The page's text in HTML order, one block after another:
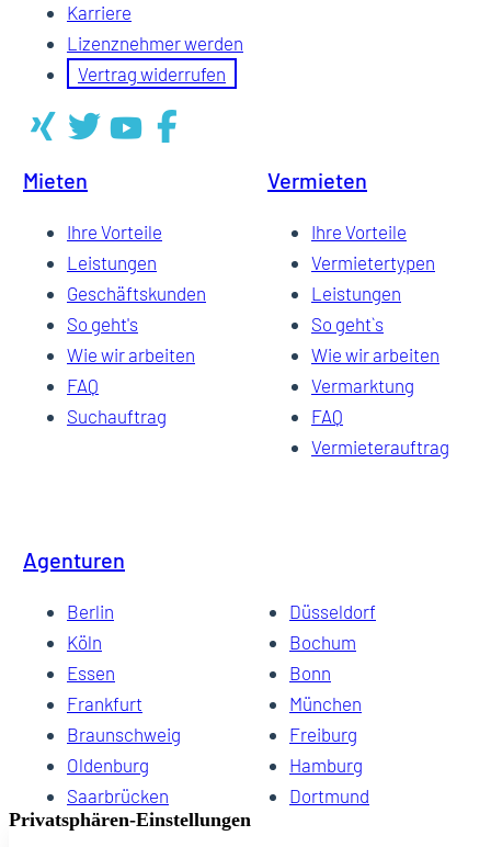
Karriere
Lizenznehmer werden
Vertrag widerrufen
Mieten
Ihre Vorteile
Leistungen
Geschäftskunden
So geht's
Wie wir arbeiten
FAQ
Suchauftrag
Vermieten
Ihre Vorteile
Vermietertypen
Leistungen
So geht`s
Wie wir arbeiten
Vermarktung
FAQ
Vermieterauftrag
Agenturen
Berlin
Düsseldorf
Köln
Bochum
Essen
Bonn
Frankfurt
München
Braunschweig
Freiburg
Oldenburg
Hamburg
Saarbrücken
Dortmund
Hannover